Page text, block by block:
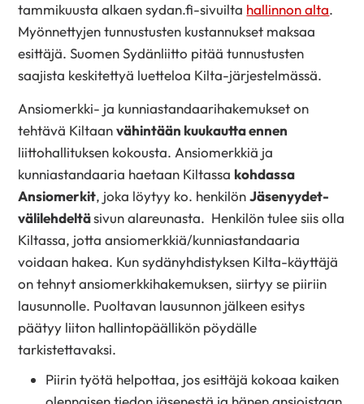
tammikuusta alkaen sydan.fi-sivuilta hallinnon alta.
Myönnettyjen tunnustusten kustannukset maksaa
esittäjä. Suomen Sydänliitto pitää tunnustusten
saajista keskitettyä luetteloa Kilta-järjestelmässä.
Ansiomerkki- ja kunniastandaarihakemukset on
tehtävä Kiltaanvähintään kuukautta ennen
liittohallituksen kokousta. Ansiomerkkiä ja
kunniastandaaria haetaan Kiltassa kohdassa
Ansiomerkit, joka löytyy ko. henkilönJäsenyydet-
välilehdeltäsivun alareunasta. Henkilön tulee siis olla
Kiltassa, jotta ansiomerkkiä/kunniastandaaria
voidaan hakea. Kun sydänyhdistyksen Kilta-käyttäjä
on tehnyt ansiomerkkihakemuksen, siirtyy se piiriin
lausunnolle. Puoltavan lausunnon jälkeen esitys
päätyy liiton hallintopäällikön pöydälle
tarkistettavaksi.
Piirin työtä helpottaa, jos esittäjä kokoaa kaiken